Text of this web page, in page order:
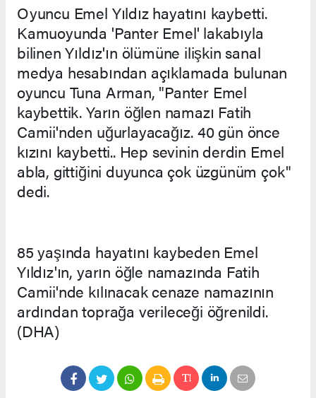
Oyuncu Emel Yıldız hayatını kaybetti.
Kamuoyunda 'Panter Emel' lakabıyla
bilinen Yıldız'ın ölümüne ilişkin sanal
medya hesabından açıklamada bulunan
oyuncu Tuna Arman, "Panter Emel
kaybettik. Yarın öğlen namazı Fatih
Camii'nden uğurlayacağız. 40 gün önce
kızını kaybetti.. Hep sevinin derdin Emel
abla, gittiğini duyunca çok üzgünüm çok"
dedi.
85 yaşında hayatını kaybeden Emel
Yıldız'ın, yarın öğle namazında Fatih
Camii'nde kılınacak cenaze namazının
ardından toprağa verileceği öğrenildi.
(DHA)